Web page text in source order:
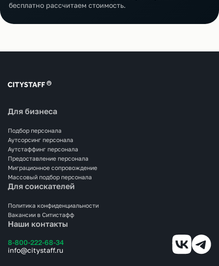
бесплатно рассчитаем стоимость.
Наши контакты
8-800-222-68-34
info@citystaff.ru
Для бизнеса
Подбор персонала
Аутсорсинг персонала
Аутстаффинг персонала
Предоставление персонала
Миграционное сопровождение
Массовый подбор персонала
Для соискателей
Политика конфиденциальности
Вакансии в Ситистафф